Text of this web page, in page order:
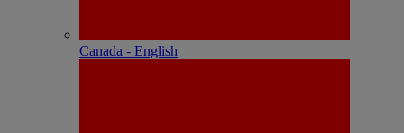
Canada - English